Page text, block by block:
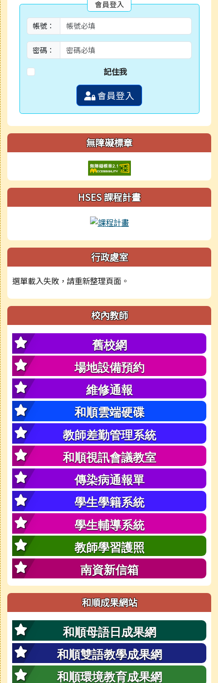
會員登入
帳號：
密碼：
記住我
會員登入
無障礙標章
HSES 課程計畫
行政處室
選單載入失敗，請重新整理頁面。
校內教師
舊校網
場地設備預約
維修通報
和順雲端硬碟
教師差勤管理系統
和順視訊會議教室
傳染病通報單
學生學籍系統
學生輔導系統
教師學習護照
南資新信箱
和順成果網站
和順母語日成果網
和順雙語教學成果網
和順環境教育成果網